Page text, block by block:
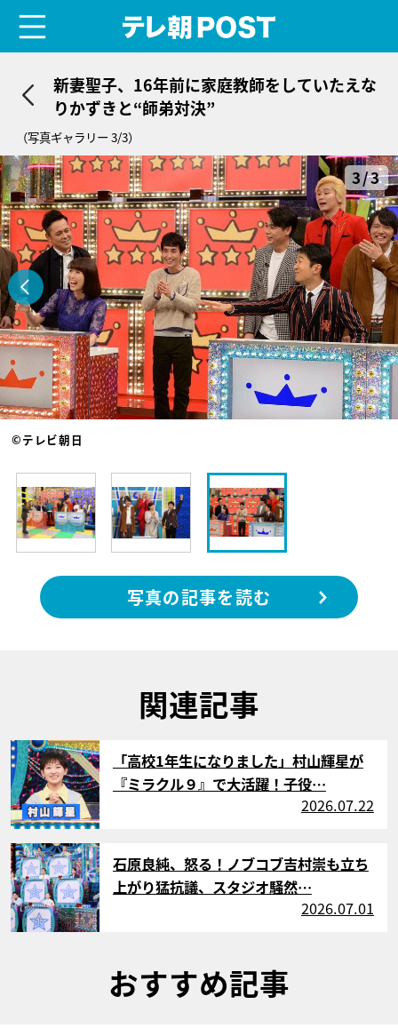
新妻聖子、16年前に家庭教師をしていたえな
りかずきと“師弟対決”
（写真ギャラリー 3/3）
3/3
©テレビ朝日
写真の記事を読む
関連記事
サムネイル
「高校1年生になりました」村山輝星が
『ミラクル９』で大活躍！子役…
2026.07.22
サムネイル
石原良純、怒る！ノブコブ吉村崇も立ち
上がり猛抗議、スタジオ騒然…
2026.07.01
おすすめ記事